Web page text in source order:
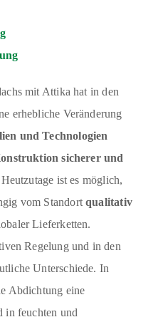
mit Attika hat in den
erhebliche Veränderung
und Technologien
sicherer und
ist es möglich,
vom Standortqualitativ
Lieferketten.
Regelung und in den
Unterschiede. In
Abdichtung eine
in feuchten und